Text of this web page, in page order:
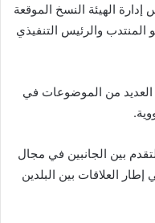
الهيئة النسخ الموقعة
والرئيس التنفيذي
العديد من الموضوعات في
بين الجانبين في مجال
العلاقات بين البلدين